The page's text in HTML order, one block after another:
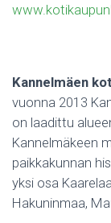
Kannelmäen
vuonna 2013
on laadittu
Kannelmäkeen
paikkakunnan
yksi osa
Hakuninmaa,